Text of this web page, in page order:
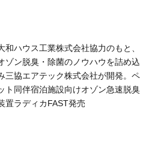
和ハウス工業株式会社協力のもと、
ゾン脱臭・除菌のノウハウを詰め込
三協エアテック株式会社が開発。ペ
ト同伴宿泊施設向けオゾン急速脱臭
置ラディカFAST発売